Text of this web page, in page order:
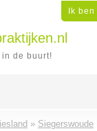
Ik
de buurt!
» Siegerswoude